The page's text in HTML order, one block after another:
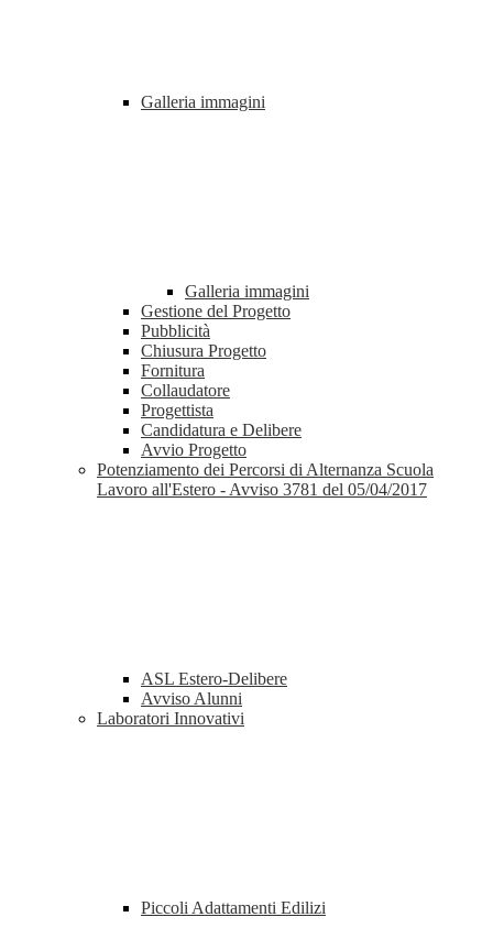
Galleria immagini
Galleria immagini
Gestione del Progetto
Pubblicità
Chiusura Progetto
Fornitura
Collaudatore
Progettista
Candidatura e Delibere
Avvio Progetto
Potenziamento dei Percorsi di Alternanza Scuola
Lavoro all'Estero - Avviso 3781 del 05/04/2017
ASL Estero-Delibere
Avviso Alunni
Laboratori Innovativi
Piccoli Adattamenti Edilizi